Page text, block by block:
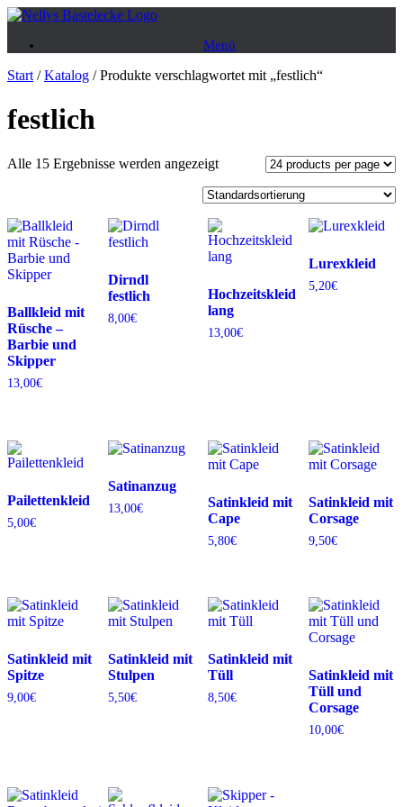
Zum
springen
Menü
Start /Katalog / Produkte verschlagwortet mit „festlich“
festlich
Alle 15 Ergebnisse werden angezeigt
Ballkleid mit
Rüsche –
Barbie und
Skipper
13,00€
Dirndl
festlich
8,00€
Hochzeitskleid
lang
13,00€
Lurexkleid
5,20€
Pailettenkleid
5,00€
Satinanzug
13,00€
Satinkleid mit
Cape
5,80€
Satinkleid mit
Corsage
9,50€
Satinkleid mit
Spitze
9,00€
Satinkleid mit
Stulpen
5,50€
Satinkleid mit
Tüll
8,50€
Satinkleid mit
Tüll und
Corsage
10,00€